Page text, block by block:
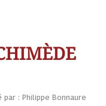
(Q183)
par : Philippe Bonnaure